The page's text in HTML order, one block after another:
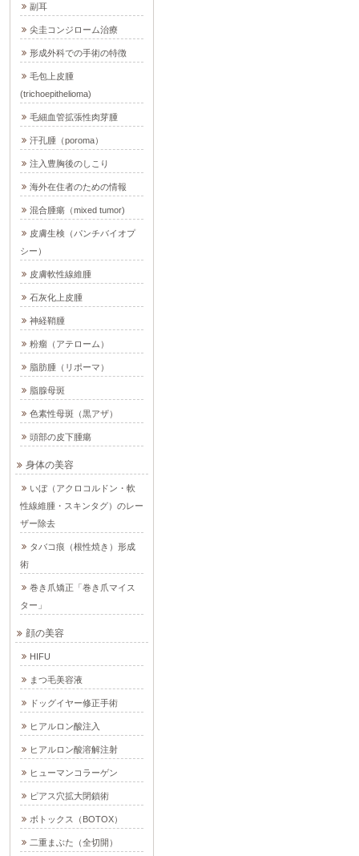
副耳
尖圭コンジローム治療
形成外科での手術の特徴
毛包上皮腫
(trichoepithelioma)
毛細血管拡張性肉芽腫
汗孔腫（poroma）
注入豊胸後のしこり
海外在住者のための情報
混合腫瘍（mixed tumor)
皮膚生検（パンチバイオプ
シー）
皮膚軟性線維腫
石灰化上皮腫
神経鞘腫
粉瘤（アテローム）
脂肪腫（リポーマ）
脂腺母斑
色素性母斑（黒アザ）
頭部の皮下腫瘍
身体の美容
いぼ（アクロコルドン・軟
性線維腫・スキンタグ）のレー
ザー除去
タバコ痕（根性焼き）形成
術
巻き爪矯正「巻き爪マイス
ター」
顔の美容
HIFU
まつ毛美容液
ドッグイヤー修正手術
ヒアルロン酸注入
ヒアルロン酸溶解注射
ヒューマンコラーゲン
ピアス穴拡大閉鎖術
ボトックス（BOTOX）
二重まぶた（全切開）